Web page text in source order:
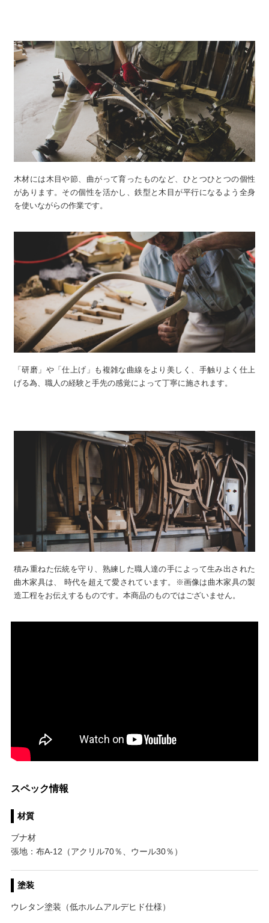
木材には木目や節、曲がって育ったものなど、ひとつひとつの個性
があります。その個性を活かし、鉄型と木目が平行になるよう全身
を使いながらの作業です。
「研磨」や「仕上げ」も複雑な曲線をより美しく、手触りよく仕上
げる為、職人の経験と手先の感覚によって丁寧に施されます。
積み重ねた伝統を守り、熟練した職人達の手によって生み出された
曲木家具は、 時代を超えて愛されています。※画像は曲木家具の製
造工程をお伝えするものです。本商品のものではございません。
スペック情報
材質
ブナ材
張地：布A-12（アクリル70％、ウール30％）
塗装
ウレタン塗装（低ホルムアルデヒド仕様）